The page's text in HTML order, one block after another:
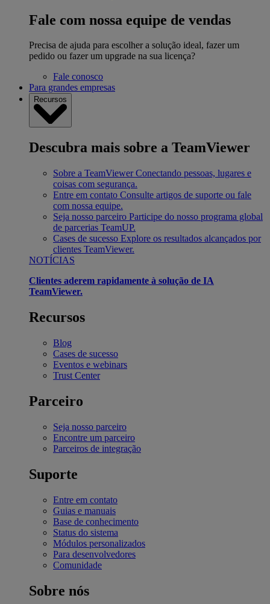
Fale com nossa equipe de vendas
Precisa de ajuda para escolher a solução ideal, fazer um
pedido ou fazer um upgrade na sua licença?
Fale conosco
Para grandes empresas
Recursos
Descubra mais sobre a TeamViewer
Sobre a TeamViewer Conectando pessoas, lugares e
coisas com segurança.
Entre em contato Consulte artigos de suporte ou fale
com nossa equipe.
Seja nosso parceiro Participe do nosso programa global
de parcerias TeamUP.
Cases de sucesso Explore os resultados alcançados por
clientes TeamViewer.
NOTÍCIAS
Clientes aderem rapidamente à solução de IA
TeamViewer.
Recursos
Blog
Cases de sucesso
Eventos e webinars
Trust Center
Parceiro
Seja nosso parceiro
Encontre um parceiro
Parceiros de integração
Suporte
Entre em contato
Guias e manuais
Base de conhecimento
Status do sistema
Módulos personalizados
Para desenvolvedores
Comunidade
Sobre nós